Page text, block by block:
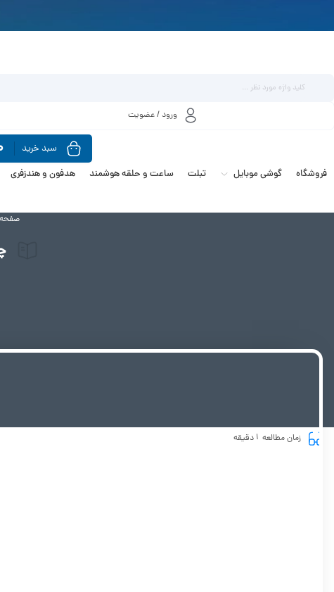
ورود / عضویت
سبد خرید
فروشگاه گوشی موبایل تبلت ساعت و حلقه هوشمند هدفون و هندزفری
زمان مطالعه 1 دقیقه